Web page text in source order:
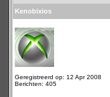
Kenobixios
Geregistreerd op: 12 Apr 2008
Berichten: 405